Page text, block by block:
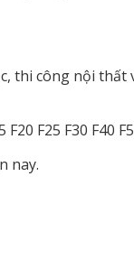
thi công nội
nay.